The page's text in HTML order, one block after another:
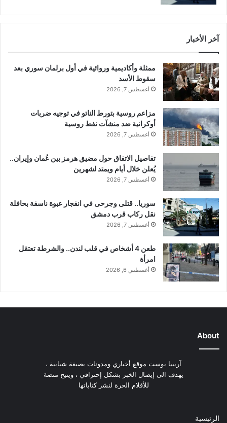
ن
آخر الأخبار
ممثلة وأكاديمية وروائية في أول برلمان سوري بعد
سقوط الأسد
أغسطس 7, 2026
مزاعم روسية بتورط الناتو في توجيه ضربات
أوكرانية ضد منشآت نفط روسية
أغسطس 7, 2026
تفاصيل الاتفاق حول مضيق هرمز بين عُمان وإيران..
يُعلن خلال أيام ويمتد لشهرين
أغسطس 7, 2026
سوريا.. قتلى وجرحى في انفجار عبوة ناسفة بحافلة
نقل ركاب قرب دمشق
أغسطس 7, 2026
طعن 4 أشخاص في قلب لندن.. والشرطة تعتقل
امرأة
أغسطس 6, 2026
About
آريبيا بوست موقع أخباري ومدونات بصيغة شبابية ،
يهدف الى إيصال الخبر بشكل إحترافي ، ويتيح منصة
للأقلام الحرة لنشر كتاباتها
الرئيسية